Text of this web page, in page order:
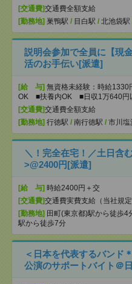
[交通費]交通費全額支給
[勤務地] 巣鴨駅 / 目白駅 / 北池袋駅
説明会参加で全員に【現
活のお手伝い[派遣]
[給 与] 無資格未経験：時給
OK ■扶養内OK ■日収1万640円
[交通費]交通費全額支給
[勤務地] 行徳駅 / 南行徳駅 / 市川塩
＼！完全在宅！／土日含
>@2400円[派遣]
[給 与] 時給2400円＋交
[交通費]交通費実費支給（当社規定
[勤務地] 田町(東京都)駅から徒歩4
駅から徒歩7分
＜日本を代表するバンド
公演のサポートバイト＠